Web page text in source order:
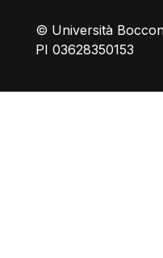
© Università
PI 03628350153